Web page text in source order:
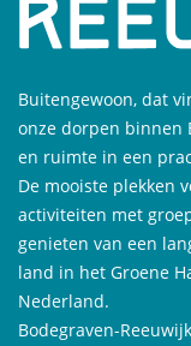
Buitengewoon, dat
onze dorpen binnen
en ruimte in een
De mooiste plekken
activiteiten met
genieten van een
land in het Groene
Nederland.
Bodegraven-